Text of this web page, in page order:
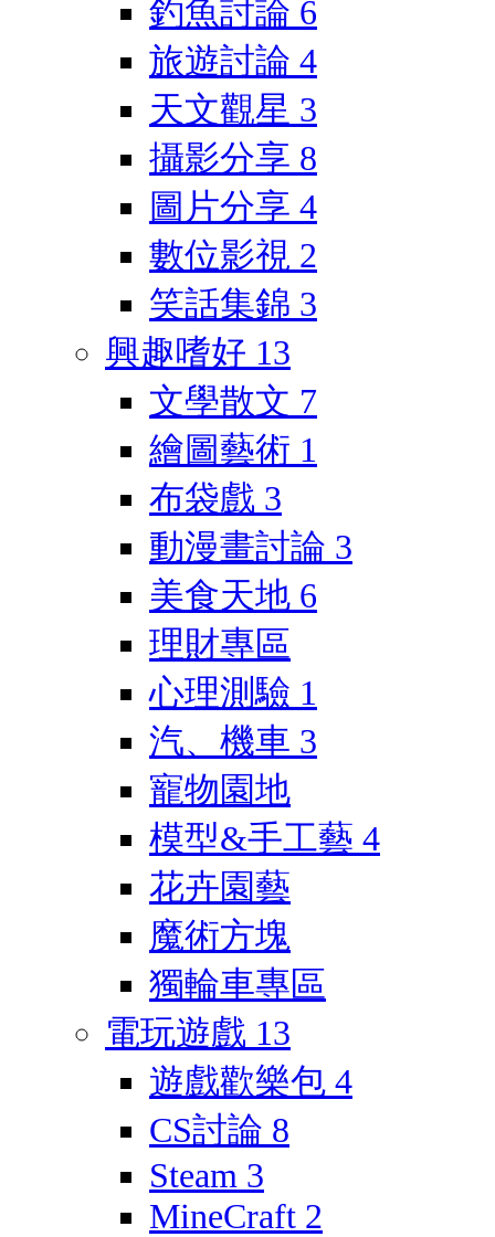
釣魚討論 6
旅遊討論 4
天文觀星 3
攝影分享 8
圖片分享 4
數位影視 2
笑話集錦 3
興趣嗜好 13
文學散文 7
繪圖藝術 1
布袋戲 3
動漫畫討論 3
美食天地 6
理財專區
心理測驗 1
汽、機車 3
寵物園地
模型&手工藝 4
花卉園藝
魔術方塊
獨輪車專區
電玩遊戲 13
遊戲歡樂包 4
CS討論 8
Steam 3
MineCraft 2